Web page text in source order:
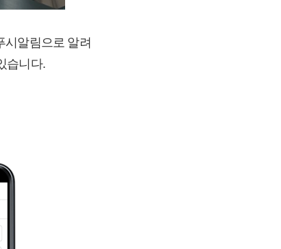
시알림으로 알려
습니다.